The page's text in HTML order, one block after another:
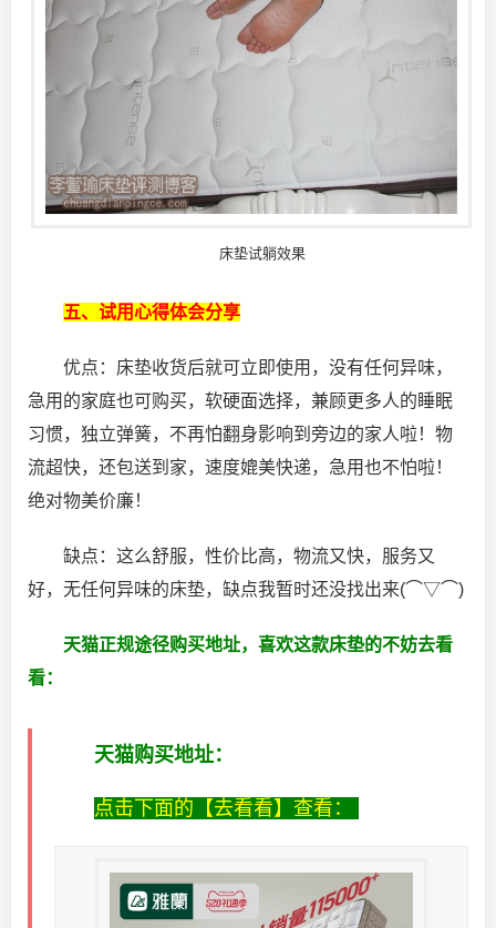
床垫试躺效果
五、试用心得体会分享
优点：床垫收货后就可立即使用，没有任何异味，
急用的家庭也可购买，软硬面选择，兼顾更多人的睡眠
习惯，独立弹簧，不再怕翻身影响到旁边的家人啦！物
流超快，还包送到家，速度媲美快递，急用也不怕啦！
绝对物美价廉！
缺点：这么舒服，性价比高，物流又快，服务又
好，无任何异味的床垫，缺点我暂时还没找出来(⌒▽⌒)
天猫正规途径购买地址，喜欢这款床垫的不妨去看
看：
天猫购买地址：
点击下面的【去看看】查看：